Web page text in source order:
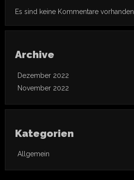
Es sind keine Kommentare vorhanden.
Archive
Dezember 2022
November 2022
Kategorien
Allgemein